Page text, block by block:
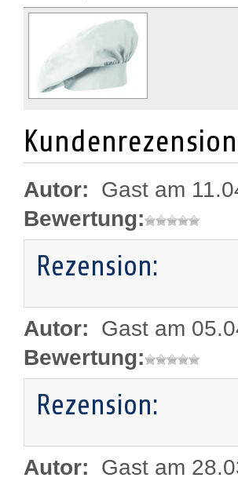
Autor: Gast am
Bewertung:
Rezension:
Autor: Gast am
Bewertung:
Rezension:
Autor: Gast am